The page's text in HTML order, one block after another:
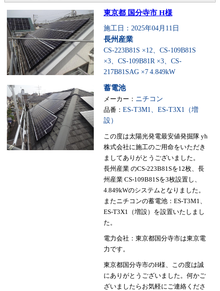
東京都 国分寺市 H様
施工日：2025年04月11日
長州産業
CS-223B81S ×12、CS-109B81S
×3、CS-109B81R ×3、CS-
217B81SAG ×7 4.849kW
蓄電池
メーカー： ニチコン
品番： ES-T3M1、ES-T3X1（増
設）
この度は太陽光発電最安値発掘隊 yh
株式会社に施工のご用命をいただき
ましてありがとうございました。
長州産業 のCS-223B81Sを12枚、長
州産業 CS-109B81Sを3枚設置し、
4.849kWのシステムとなりました。
またニチコンの蓄電池：ES-T3M1、
ES-T3X1（増設）を設置いたしまし
た。
電力会社：東京都国分寺市は東京電
力です。
東京都国分寺市のH様、この度は誠
にありがとうございました。何かご
ざいましたらお気軽にご連絡くださ